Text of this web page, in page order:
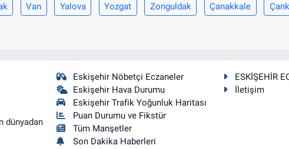
Van Yalova Yozgat Zonguldak Çanakkale
dünyadan
Eskişehir Nöbetçi Eczaneler
Eskişehir Hava Durumu
Eskişehir Trafik Yoğunluk Haritası
Puan Durumu ve Fikstür
Tüm Manşetler
Son Dakika Haberleri
ESKİŞEHİR
İletişim